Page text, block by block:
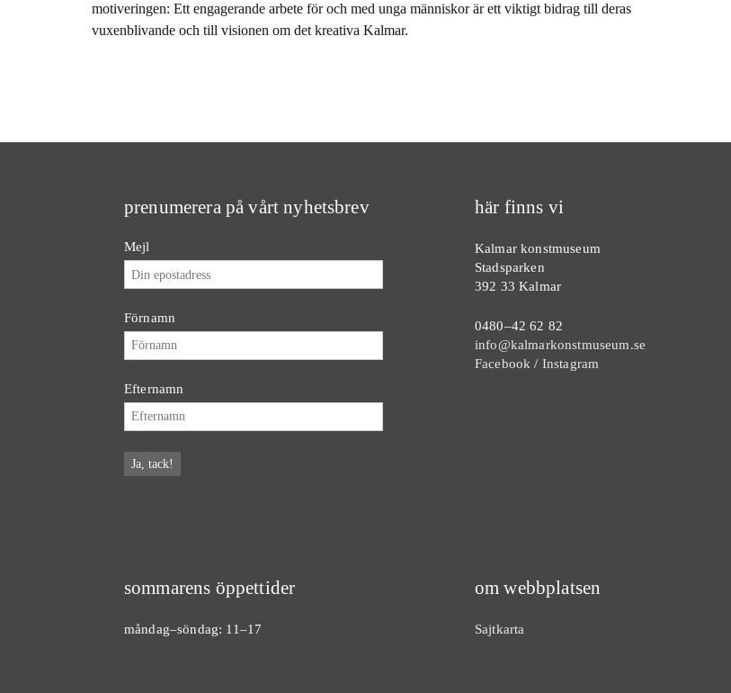
motiveringen: Ett engagerande arbete för och med unga människor är ett viktigt bidrag till deras
vuxenblivande och till visionen om det kreativa Kalmar.
prenumerera på vårt nyhetsbrev
Mejl
Förnamn
Efternamn
här finns vi
Kalmar konstmuseum
Stadsparken
392 33 Kalmar
0480–42 62 82
info@kalmarkonstmuseum.se
Facebook / Instagram
sommarens öppettider
måndag–söndag: 11–17
om webbplatsen
Sajtkarta